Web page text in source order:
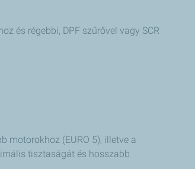
és régebbi, DPF szűrővel vagy SCR
motorokhoz (EURO 5), illetve a
tisztaságát és hosszabb